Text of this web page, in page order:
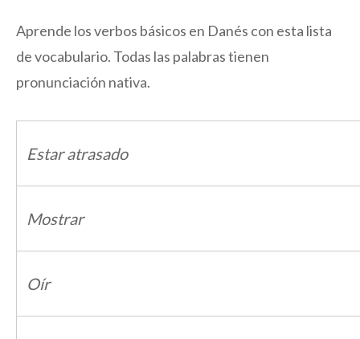
Aprende los verbos básicos en Danés con esta lista
de vocabulario. Todas las palabras tienen
pronunciación nativa.
Estar atrasado
Mostrar
Oír